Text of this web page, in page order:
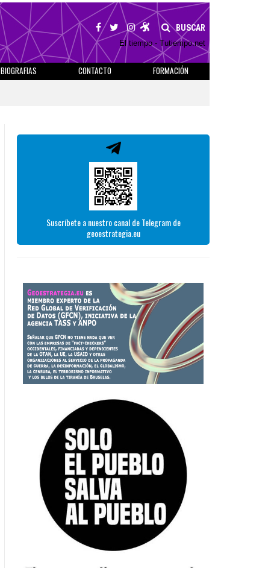
BUSCAR
El tiempo - Tutiempo.net
BIOGRAFIAS CONTACTO
FORMACIÓN
Suscríbete a nuestro canal de Telegram de
geoestrategia.eu